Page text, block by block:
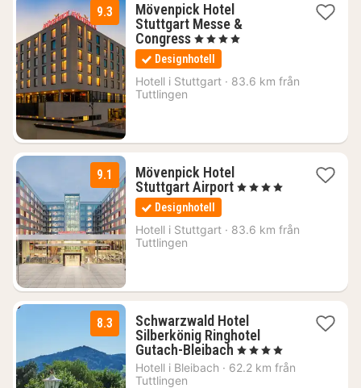
9.3
Mövenpick Hotel
Stuttgart Messe &
Congress2
nätter
för
1080
, 4 Stjärnor
Designhotell
Hotell i Stuttgart · 83.6 km från
Tuttlingen
9.1
Mövenpick Hotel
Stuttgart Airport2
1080
, 4 Stjärnor
Designhotell
Hotell i Stuttgart · 83.6 km från
Tuttlingen
8.3
Schwarzwald Hotel
Silberkönig Ringhotel
Gutach-Bleibach 1
natt
, 4 Stjärnor
Hotell i Bleibach · 62.2 km från
Tuttlingen